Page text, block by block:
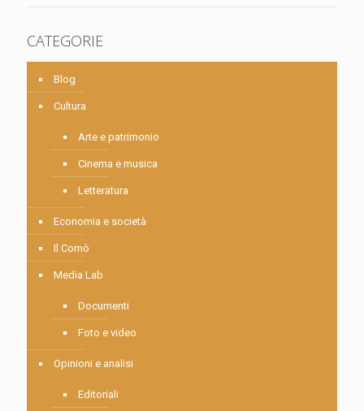
CATEGORIE
Blog
Cultura
Arte e patrimonio
Cinema e musica
Letteratura
Economia e società
Il Comò
Media Lab
Documenti
Foto e video
Opinioni e analisi
Editoriali